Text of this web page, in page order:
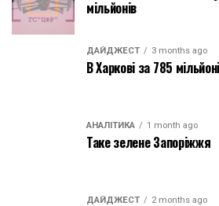
мільйонів
ДАЙДЖЕСТ 3 months ago
В Харкові за 785
АНАЛІТИКА 1 month ago
Таке зелене Запоріжжя
ДАЙДЖЕСТ 2 months ago